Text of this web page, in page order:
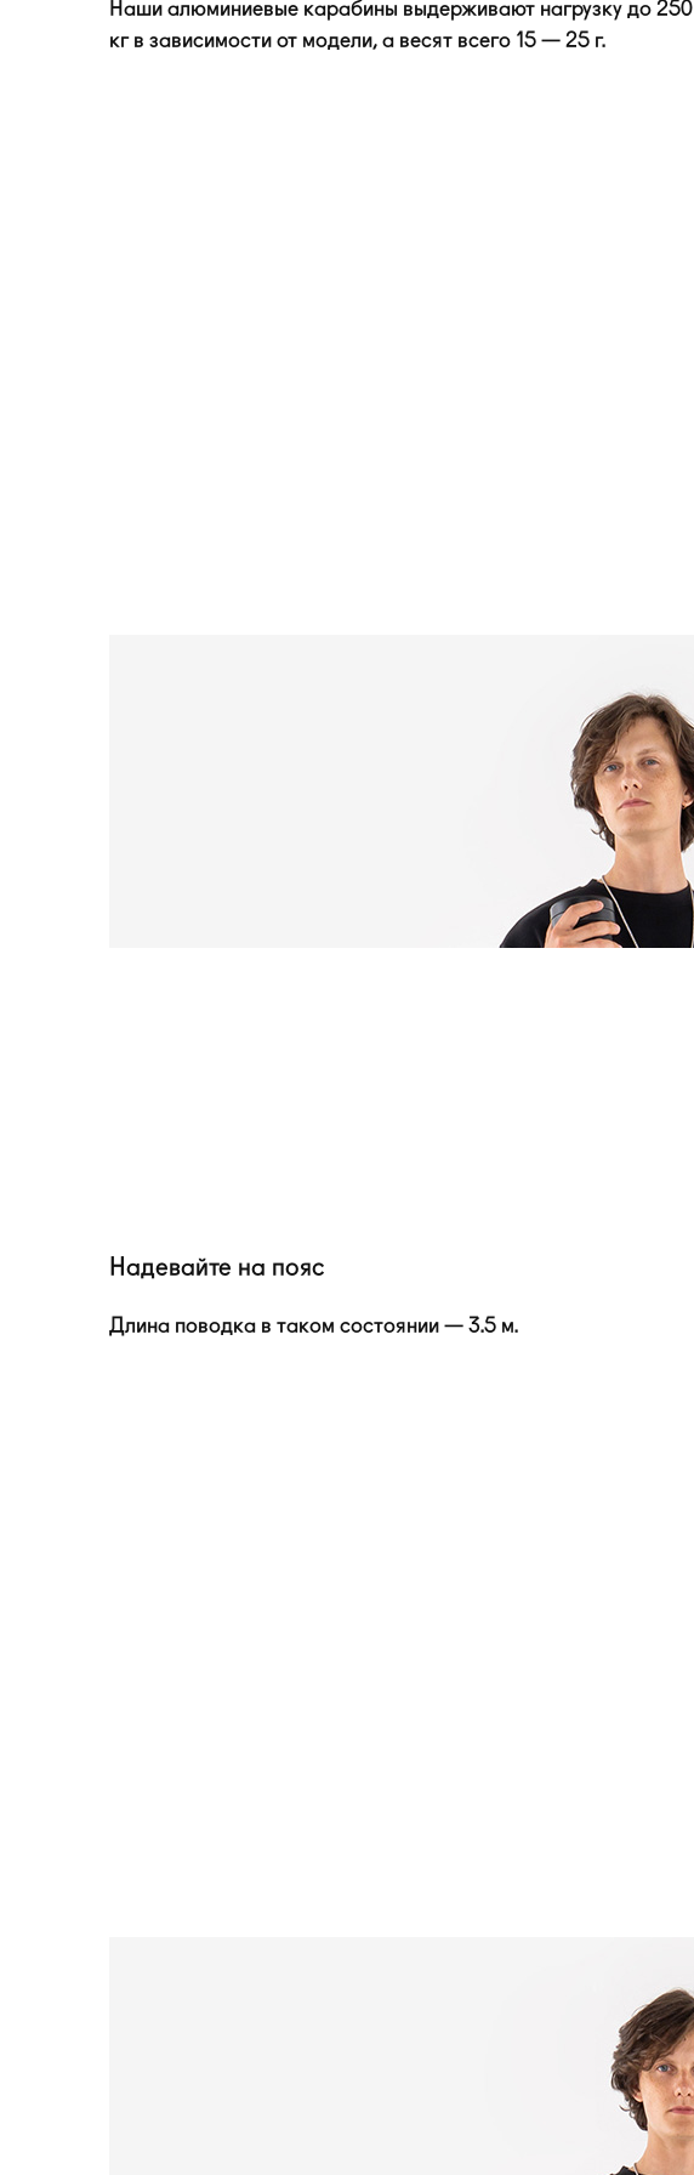
Наши алюминиевые карабины выдерживают нагрузку до 250
кг в зависимости от модели, а весят всего 15 — 25 г.
Надевайте на пояс
Длина поводка в таком состоянии — 3.5 м.